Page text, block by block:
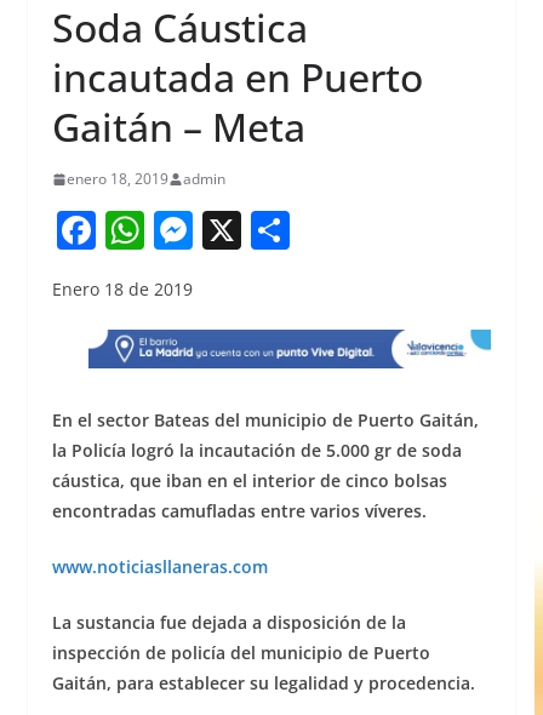
Soda Cáustica
incautada en Puerto
Gaitán – Meta
enero 18, 2019 admin
F
c
e
b
o
o
k
W
at
s
A
p
p
M
ss
e
n
g
er
X S
e
Enero 18 de 2019
En el sector Bateas del municipio de Puerto Gaitán,
la Policía logró la incautación de 5.000 gr de soda
cáustica, que iban en el interior de cinco bolsas
encontradas camufladas entre varios víveres.
www.noticiasllaneras.com
La sustancia fue dejada a disposición de la
inspección de policía del municipio de Puerto
Gaitán, para establecer su legalidad y procedencia.